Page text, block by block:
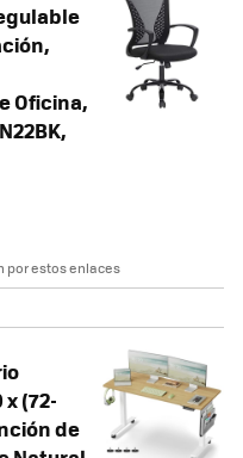
Oficina,
por estos enlaces
(72-
de